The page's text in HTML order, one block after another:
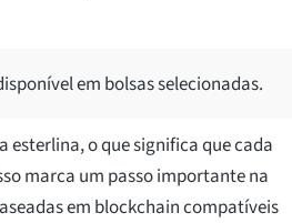
em bolsas selecionadas.
esterlina, o que significa que cada
marca um passo importante na
em blockchain compatíveis